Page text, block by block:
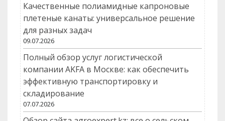
Качественные полиамидные капроновые
плетеные канаты: универсальное решение
для разных задач
09.07.2026
Полный обзор услуг логистической
компании AKFA в Москве: как обеспечить
эффективную транспортировку и
складирование
07.07.2026